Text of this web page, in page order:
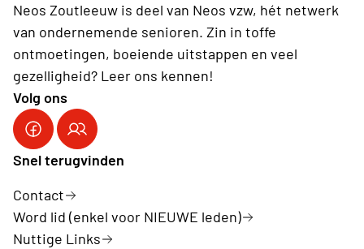
Neos Zoutleeuw is deel van Neos vzw, hét netwerk
van ondernemende senioren. Zin in toffe
ontmoetingen, boeiende uitstappen en veel
gezelligheid? Leer ons kennen!
Volg ons
Snel terugvinden
Contact
Word lid (enkel voor NIEUWE leden)
Nuttige Links